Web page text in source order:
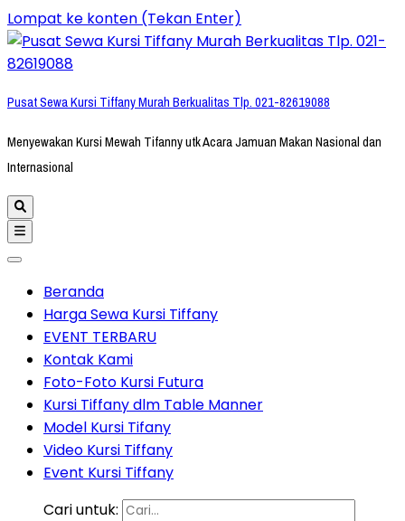
Lompat ke konten (Tekan Enter)
Pusat Sewa Kursi Tiffany Murah Berkualitas Tlp. 021-82619088
Menyewakan Kursi Mewah Tifanny utk Acara Jamuan Makan Nasional dan
Internasional
Beranda
Harga Sewa Kursi Tiffany
EVENT TERBARU
Kontak Kami
Foto-Foto Kursi Futura
Kursi Tiffany dlm Table Manner
Model Kursi Tifany
Video Kursi Tiffany
Event Kursi Tiffany
Cari untuk: